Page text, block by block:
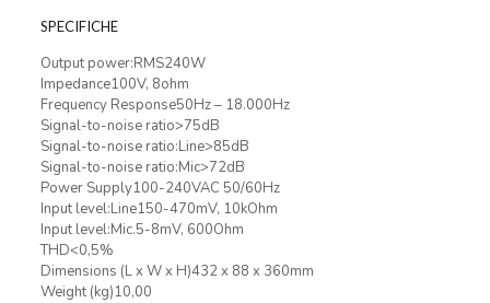
SPECIFICHE
Output power:RMS240W
Impedance100V, 8ohm
Frequency Response50Hz – 18.000Hz
Signal-to-noise ratio>75dB
Signal-to-noise ratio:Line>85dB
Signal-to-noise ratio:Mic>72dB
Power Supply100-240VAC 50/60Hz
Input level:Line150-470mV, 10kOhm
Input level:Mic.5-8mV, 600Ohm
THD<0,5%
Dimensions (L x W x H)432 x 88 x 360mm
Weight (kg)10,00